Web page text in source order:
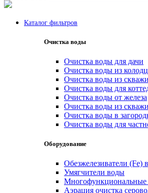
Каталог фильтров
Очистка воды
Очистка воды для дачи
Очистка воды из
Очистка воды из
Очистка воды для
Очистка воды от железа
Очистка воды из
Очистка воды в
Очистка воды для
Оборудование
Обезжелезиватели (Fe)
Умягчители воды
Многофункциональные
Аэрация очистка